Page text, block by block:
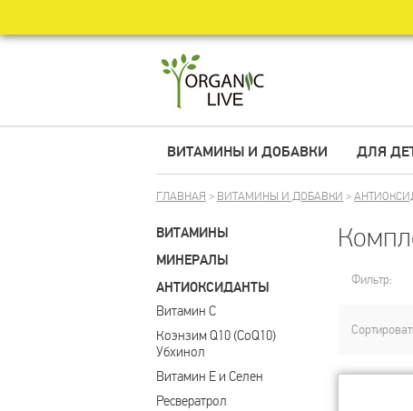
ВИТАМИНЫ И ДОБАВКИ ДЛЯ
ГЛАВНАЯ > ВИТАМИНЫ И ДОБАВКИ >
ВИТАМИНЫ
МИНЕРАЛЫ
АНТИОКСИДАНТЫ
Витамин С
Коэнзим Q10 (CoQ10)
Убхинол
Витамин Е и Селен
Ресвератрол
Фильтр: